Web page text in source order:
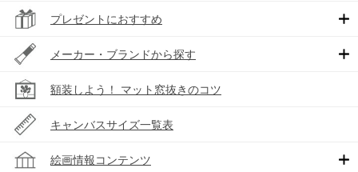
プレゼントにおすすめ
メーカー・ブランドから探す
額装しよう！ マット窓抜きのコツ
キャンバスサイズ一覧表
絵画情報コンテンツ